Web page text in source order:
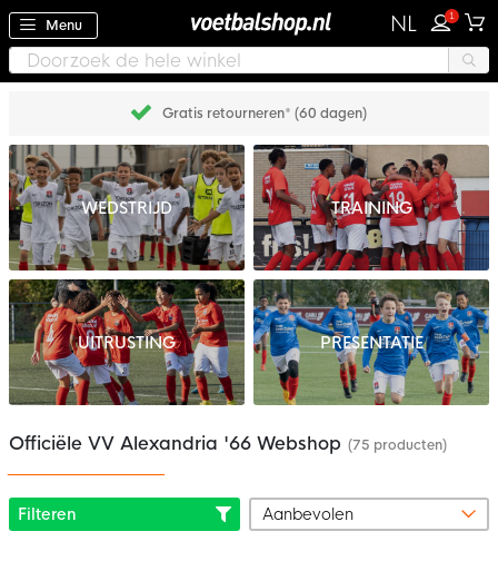
Menu NL 1
Gratis retourneren* (60 dagen)
WEDSTRIJD TRAINING
UITRUSTING PRESENTATIE
Officiële VV Alexandria '66 Webshop (75 producten)
Filteren